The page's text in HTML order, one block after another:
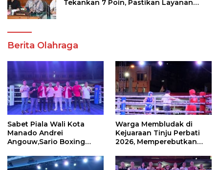
Tekankan 7 Poin, Pastikan Layanan
Berita Olahraga
Sabet Piala Wali Kota
Manado Andrei
Angouw,Sario Boxing
Perbati 2026
Warga Membludak di
Kejuaraan Tinju Perbati
2026, Memperebutkan